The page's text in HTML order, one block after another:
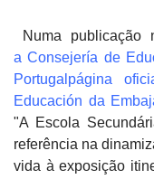
Numa publicação
a Consejería de
Portugalpágina
Educación da
"A Escola
referência na
vida à exposição